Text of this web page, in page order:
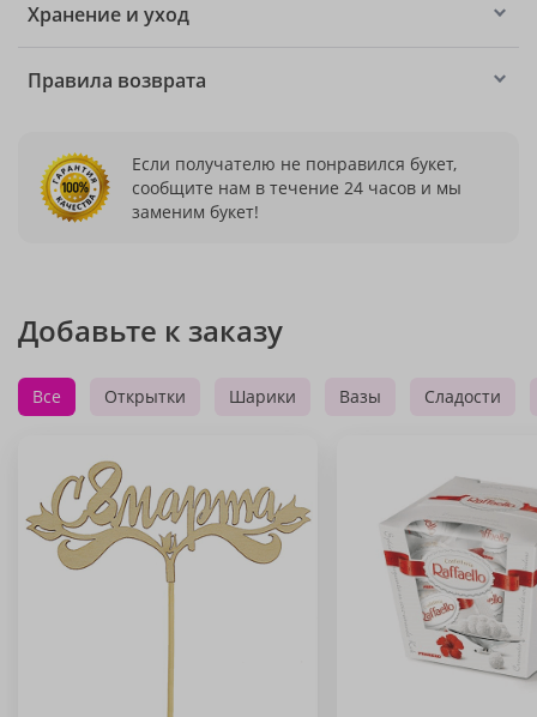
Хранение и уход
Правила возврата
Если получателю не понравился букет,
сообщите нам в течение 24 часов и мы
заменим букет!
Добавьте к заказу
Все Открытки Шарики Вазы Сладости